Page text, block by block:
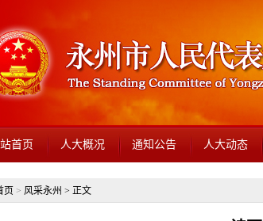
首页 人大概况 通知公告 人大动态
页 > 风采永州 > 正文